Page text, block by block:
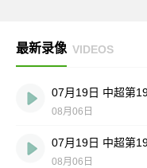
最新录像 VIDEOS
07月19日 中超第
08月06日
07月19日 中超第
08月06日